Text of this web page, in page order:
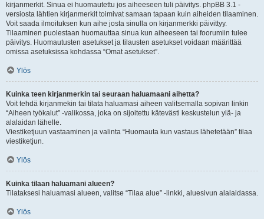
kirjanmerkit. Sinua ei huomautettu jos aiheeseen tuli päivitys. phpBB 3.1 -
versiosta lähtien kirjanmerkit toimivat samaan tapaan kuin aiheiden tilaaminen.
Voit saada ilmoituksen kun aihe josta sinulla on kirjanmerkki päivittyy.
Tilaaminen puolestaan huomauttaa sinua kun aiheeseen tai foorumiin tulee
päivitys. Huomautusten asetukset ja tilausten asetukset voidaan määrittää
omissa asetuksissa kohdassa “Omat asetukset”.
Ylös
Kuinka teen kirjanmerkin tai seuraan haluamaani aihetta?
Voit tehdä kirjanmekin tai tilata haluamasi aiheen valitsemalla sopivan linkin
“Aiheen työkalut” -valikossa, joka on sijoitettu kätevästi keskustelun ylä- ja
alalaidan lähelle.
Viestiketjuun vastaaminen ja valinta “Huomauta kun vastaus lähetetään” tilaa
viestiketjun.
Ylös
Kuinka tilaan haluamani alueen?
Tilataksesi haluamasi alueen, valitse “Tilaa alue” -linkki, aluesivun alalaidassa.
Ylös